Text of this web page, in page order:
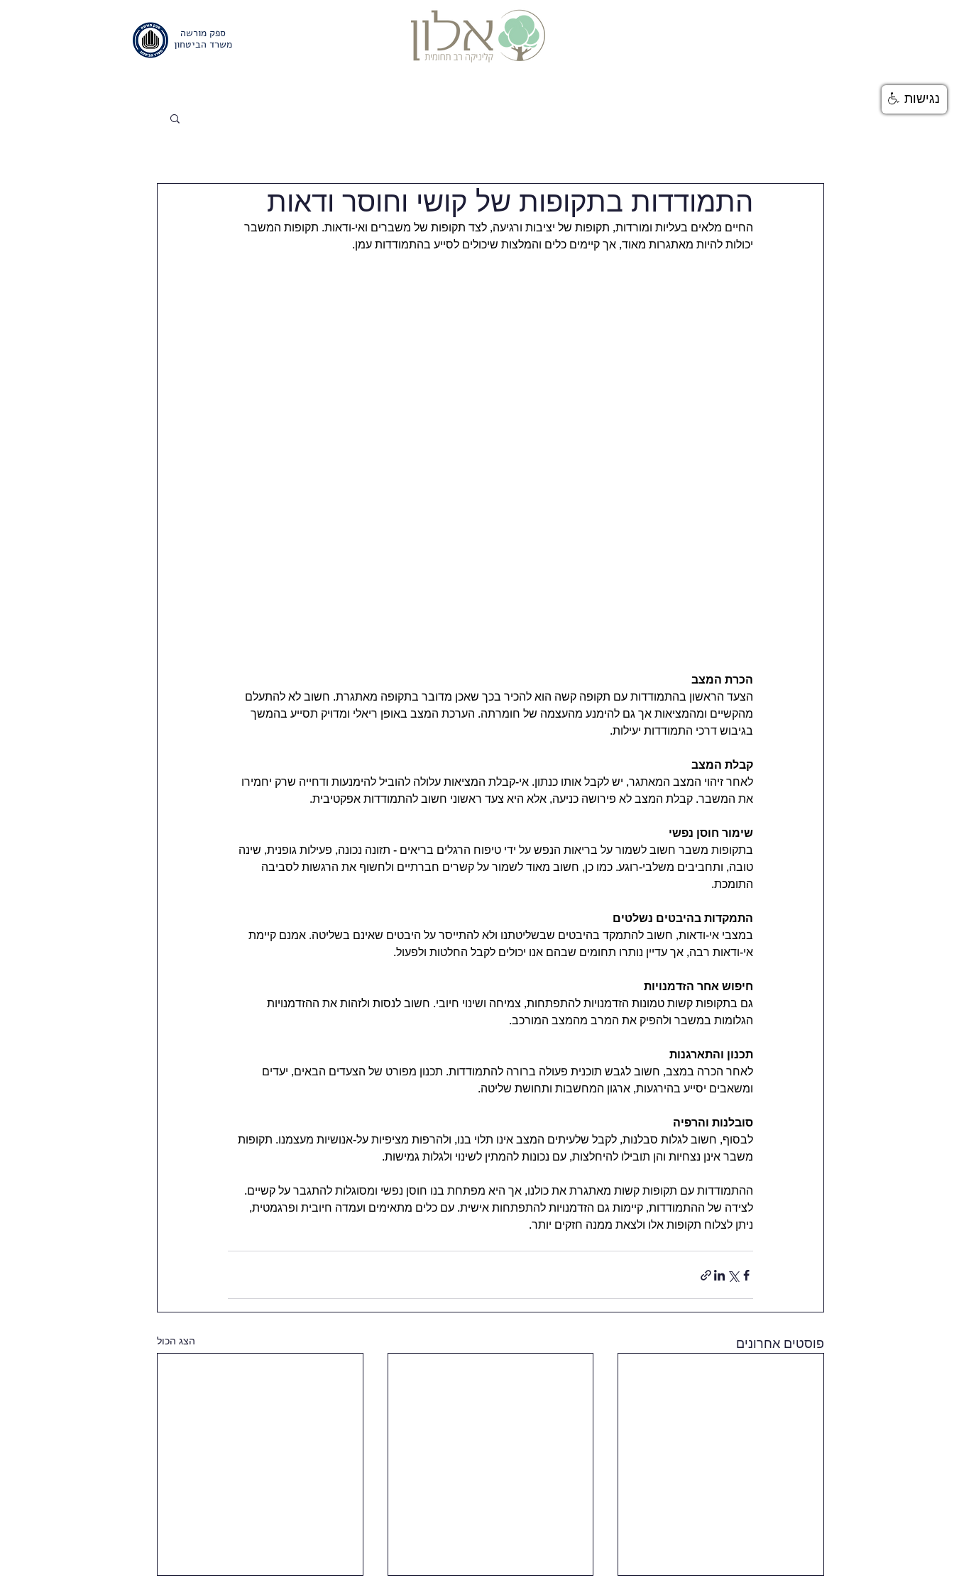
ספק מורשה
משרד הביטחון
בית
התמודדות בתקופות של קושי וחוסר ודאות
החיים מלאים בעליות ומורדות, תקופות של יציבות ורגיעה, לצד תקופות של משברים ואי-ודאות. תקופות המשבר
יכולות להיות מאתגרות מאוד, אך קיימים כלים והמלצות שיכולים לסייע בהתמודדות עמן.
הכרת המצב
הצעד הראשון בהתמודדות עם תקופה קשה הוא להכיר בכך שאכן מדובר בתקופה מאתגרת. חשוב לא להתעלם
מהקשיים ומהמציאות אך גם להימנע מהעצמה של חומרתה. הערכת המצב באופן ריאלי ומדויק תסייע בהמשך
בגיבוש דרכי התמודדות יעילות.
קבלת המצב
לאחר זיהוי המצב המאתגר, יש לקבל אותו כנתון. אי-קבלת המציאות עלולה להוביל להימנעות ודחייה שרק יחמירו
את המשבר. קבלת המצב לא פירושה כניעה, אלא היא צעד ראשוני חשוב להתמודדות אפקטיבית.
שימור חוסן נפשי
בתקופות משבר חשוב לשמור על בריאות הנפש על ידי טיפוח הרגלים בריאים - תזונה נכונה, פעילות גופנית, שינה
טובה, ותחביבים משלבי-רוגע. כמו כן, חשוב מאוד לשמור על קשרים חברתיים ולחשוף את הרגשות לסביבה
התומכת.
התמקדות בהיבטים נשלטים
במצבי אי-ודאות, חשוב להתמקד בהיבטים שבשליטתנו ולא להתייסר על היבטים שאינם בשליטה. אמנם קיימת
אי-ודאות רבה, אך עדיין נותרו תחומים שבהם אנו יכולים לקבל החלטות ולפעול.
חיפוש אחר הזדמנויות
גם בתקופות קשות טמונות הזדמנויות להתפתחות, צמיחה ושינוי חיובי. חשוב לנסות ולזהות את ההזדמנויות
הגלומות במשבר ולהפיק את המרב מהמצב המורכב.
תכנון והתארגנות
לאחר הכרה במצב, חשוב לגבש תוכנית פעולה ברורה להתמודדות. תכנון מפורט של הצעדים הבאים, יעדים
ומשאבים יסייע בהירגעות, ארגון המחשבות ותחושת שליטה.
סובלנות והרפיה
לבסוף, חשוב לגלות סבלנות, לקבל שלעיתים המצב אינו תלוי בנו, ולהרפות מציפיות על-אנושיות מעצמנו. תקופות
משבר אינן נצחיות והן תובילו להיחלצות, עם נכונות להמתין לשינוי ולגלות גמישות.
ההתמודדות עם תקופות קשות מאתגרת את כולנו, אך היא מפתחת בנו חוסן נפשי ומסוגלות להתגבר על קשיים.
לצידה של ההתמודדות, קיימות גם הזדמנויות להתפתחות אישית. עם כלים מתאימים ועמדה חיובית ופרגמטית,
ניתן לצלוח תקופות אלו ולצאת ממנה חזקים יותר.
פוסטים אחרונים הצג הכול
נגישות